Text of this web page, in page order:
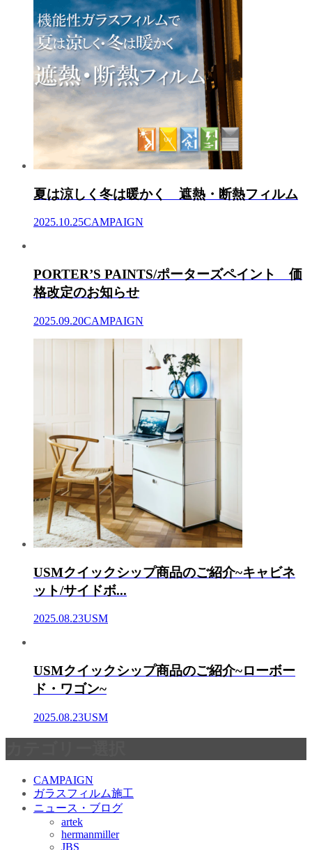
夏は涼しく冬は暖かく 遮熱・断熱フィルム
2025.10.25CAMPAIGN
PORTER’S PAINTS/ポーターズペイント 価
格改定のお知らせ
2025.09.20CAMPAIGN
USMクイックシップ商品のご紹介~キャビネ
ット/サイドボ...
2025.08.23USM
USMクイックシップ商品のご紹介~ローボー
ド・ワゴン~
2025.08.23USM
CAMPAIGN
ガラスフィルム施工
ニュース・ブログ
artek
hermanmiller
JBS